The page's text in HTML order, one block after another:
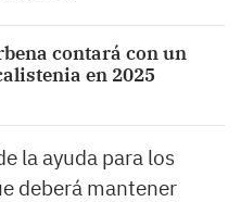
contará con un
en 2025
la ayuda para los
deberá mantener